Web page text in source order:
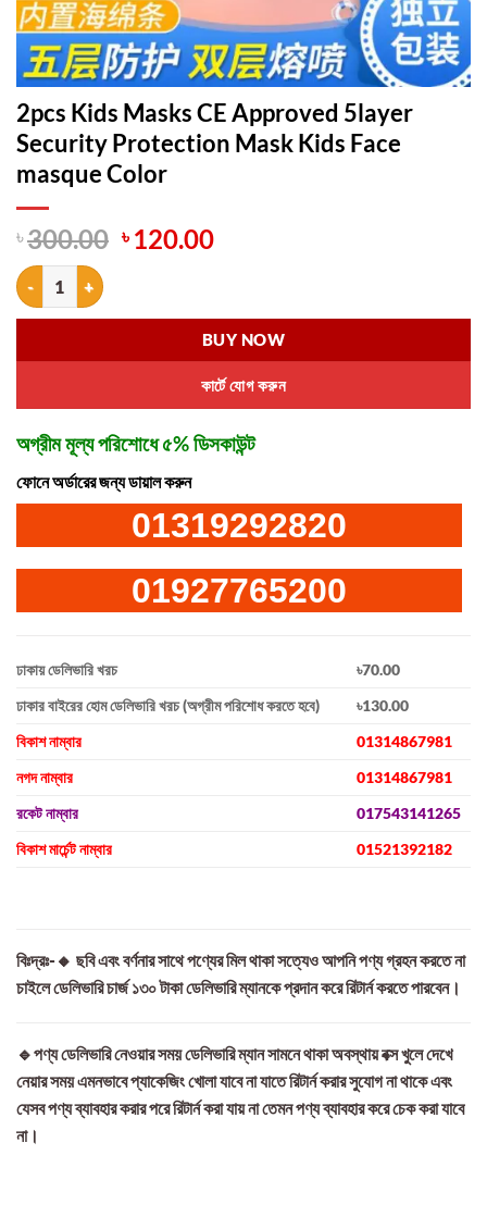
2pcs Kids Masks CE Approved 5layer
Security Protection Mask Kids Face
masque Color
৳300.00 Original
৳ 300.00.
৳ 120.00Current
৳ 120.00.
2pcs Kids Masks CE Approved 5layer Security Protection Mask Kids
কার্টে যোগ করুন
BUY NOW
অগ্রীম মূল্য পরিশোধে ৫% ডিসকাউন্ট
ফোনে অর্ডারের জন্য ডায়াল করুন
01319292820
01927765200
ঢাকায় ডেলিভারি খরচ
৳70.00
ঢাকার বাইরের হোম ডেলিভারি খরচ (অগ্রীম পরিশোধ করতে হবে)
৳130.00
বিকাশ নাম্বার
01314867981
নগদ নাম্বার
01314867981
রকেট নাম্বার
017543141265
বিকাশ মার্চেন্ট নাম্বার
01521392182
বিঃদ্রঃ-🔸 ছবি এবং বর্ণনার সাথে পণ্যের মিল থাকা সত্যেও আপনি পণ্য গ্রহন করতে না
চাইলে ডেলিভারি চার্জ ১৩০ টাকা ডেলিভারি ম্যানকে প্রদান করে রিটার্ন করতে পারবেন।
🔹পণ্য ডেলিভারি নেওয়ার সময় ডেলিভারি ম্যান সামনে থাকা অবস্থায় বক্স খুলে দেখে
নেয়ার সময় এমনভাবে প্যাকেজিং খোলা যাবে না যাতে রিটার্ন করার সুযোগ না থাকে এবং
যেসব পণ্য ব্যাবহার করার পরে রিটার্ন করা যায় না তেমন পণ্য ব্যাবহার করে চেক করা যাবে
না।